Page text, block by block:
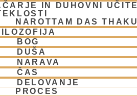
IN DUHOVNI
NAROTTAM DAS
BOG
DUŠA
NARAVA
ČAS
DELOVANJE
PROCES